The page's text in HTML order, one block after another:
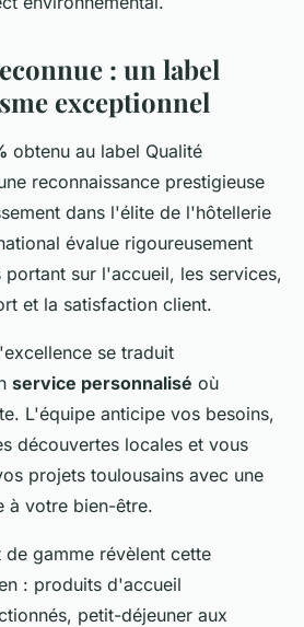
: un label
exceptionnel
obtenu au label Qualité
reconnaissance prestigieuse
dans l'élite de l'hôtellerie
évalue rigoureusement
sur l'accueil, les services,
et la satisfaction client.
se traduit
service personnalisé où
L'équipe anticipe vos besoins,
découvertes locales et vous
projets toulousains avec une
à votre bien-être.
de gamme révèlent cette
: produits d'accueil
petit-déjeuner aux